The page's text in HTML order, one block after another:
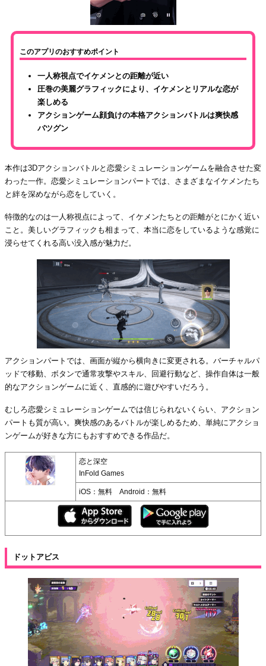
このアプリのおすすめポイント
一人称視点でイケメンとの距離が近い
圧巻の美麗グラフィックにより、イケメンとリアルな恋が
楽しめる
アクションゲーム顔負けの本格アクションバトルは爽快感
バツグン
本作は3Dアクションバトルと恋愛シミュレーションゲームを融合させた変
わった一作。恋愛シミュレーションパートでは、さまざまなイケメンたち
と絆を深めながら恋をしていく。
特徴的なのは一人称視点によって、イケメンたちとの距離がとにかく近い
こと。美しいグラフィックも相まって、本当に恋をしているような感覚に
浸らせてくれる高い没入感が魅力だ。
アクションパートでは、画面が縦から横向きに変更される。バーチャルパ
ッドで移動、ボタンで通常攻撃やスキル、回避行動など、操作自体は一般
的なアクションゲームに近く、直感的に遊びやすいだろう。
むしろ恋愛シミュレーションゲームでは信じられないくらい、アクション
パートも質が高い。爽快感のあるバトルが楽しめるため、単純にアクショ
ンゲームが好きな方にもおすすめできる作品だ。
恋と深空
InFold Games
iOS：無料 Android：無料
ドットアビス